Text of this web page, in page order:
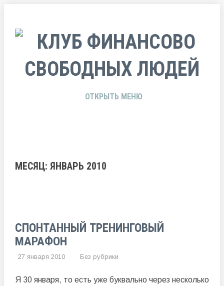
ОТКРЫТЬ МЕНЮ
МЕСЯЦ: ЯНВАРЬ 2010
СПОНТАННЫЙ ТРЕНИНГОВЫЙ
МАРАФОН
27 января 2010 Без рубрики
Я 30 января, то есть уже буквально через несколько